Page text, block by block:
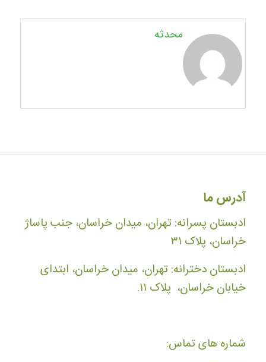
محدثه
آدرس ما
ادبستان پسرانه: تهران، میدان خراسان، جنب پاساژ
خراسان، پلاک ۳۱
ادبستان دخترانه: تهران، میدان خراسان، ابتدای
خیابان خراسان، پلاک ۱۱.
شماره های تماس: